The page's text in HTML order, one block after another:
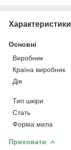
Характеристики
Основні
Виробник
Країна виробник
Дія
Тип шкіри
Стать
Форма мила
Приховати